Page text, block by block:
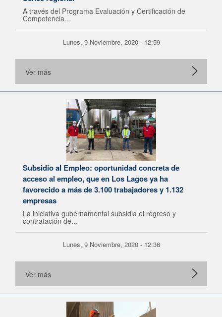
A través del Programa Evaluación y Certificación de
Competencia...
Lunes, 9 Noviembre, 2020 - 12:59
Ver más
Subsidio al Empleo: oportunidad concreta de
acceso al empleo, que en Los Lagos ya ha
favorecido a más de 3.100 trabajadores y 1.132
empresas
La iniciativa gubernamental subsidia el regreso y
contratación de...
Lunes, 9 Noviembre, 2020 - 12:36
Ver más